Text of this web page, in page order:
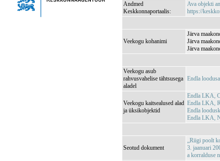
Andmed
Keskkonnaportaalis:
Ava objekti
https://
Veekogu kohanimi
Järva
Järva
Järva
Veekogu asub
rahvusvahelise tähtsusega
aladel
Endla
Veekogu kaitsealused alad
ja üksikobjektid
Endla LKA,
Endla LKA,
Endla
Endla LKA,
Seotud dokument
„Riigi poolt
3. jaanuari
a korralduse